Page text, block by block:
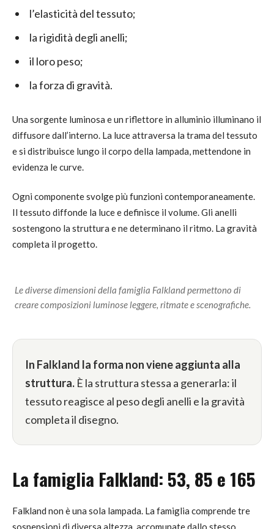
l’elasticità del tessuto;
la rigidità degli anelli;
il loro peso;
la forza di gravità.
Una sorgente luminosa e un riflettore in alluminio illuminano il
diffusore dall’interno. La luce attraversa la trama del tessuto
e si distribuisce lungo il corpo della lampada, mettendone in
evidenza le curve.
Ogni componente svolge più funzioni contemporaneamente.
Il tessuto diffonde la luce e definisce il volume. Gli anelli
sostengono la struttura e ne determinano il ritmo. La gravità
completa il progetto.
Le diverse dimensioni della famiglia Falkland permettono di
creare composizioni luminose leggere, ritmate e scenografiche.
In Falkland la forma non viene aggiunta alla
struttura. È la struttura stessa a generarla: il
tessuto reagisce al peso degli anelli e la gravità
completa il disegno.
La famiglia Falkland: 53, 85 e 165
Falkland non è una sola lampada. La famiglia comprende tre
sospensioni di diversa altezza, accomunate dallo stesso